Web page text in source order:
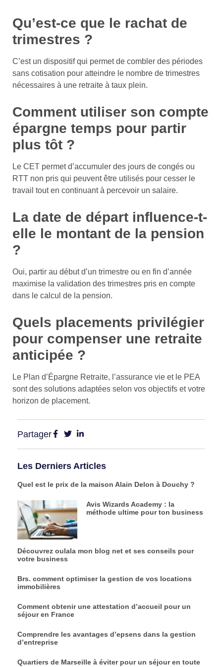
Qu’est-ce que le rachat de
trimestres ?
C’est un dispositif qui permet de combler des périodes
sans cotisation pour atteindre le nombre de trimestres
nécessaires à une retraite à taux plein.
Comment utiliser son compte
épargne temps pour partir
plus tôt ?
Le CET permet d’accumuler des jours de congés ou
RTT non pris qui peuvent être utilisés pour cesser le
travail tout en continuant à percevoir un salaire.
La date de départ influence-t-
elle le montant de la pension
?
Oui, partir au début d’un trimestre ou en fin d’année
maximise la validation des trimestres pris en compte
dans le calcul de la pension.
Quels placements privilégier
pour compenser une retraite
anticipée ?
Le Plan d’Épargne Retraite, l’assurance vie et le PEA
sont des solutions adaptées selon vos objectifs et votre
horizon de placement.
Partager
Les Derniers Articles
Quel est le prix de la maison Alain Delon à Douchy ?
Avis Wizards Academy : la
méthode ultime pour ton business
Découvrez oulala mon blog net et ses conseils pour
votre business
Brs. comment optimiser la gestion de vos locations
immobilières
Comment obtenir une attestation d’accueil pour un
séjour en France
Comprendre les avantages d’epsens dans la gestion
d’entreprise
Quartiers de Marseille à éviter pour un séjour en toute